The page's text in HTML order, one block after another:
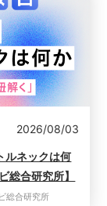
2026/08/03
ルネックは何
総合研究所】
総合研究所